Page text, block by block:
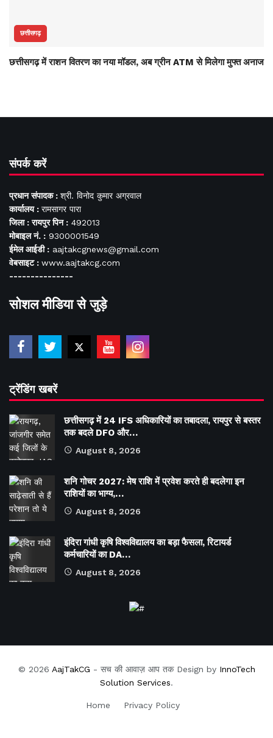
छत्तीसगढ़
छत्तीसगढ़ में राशन वितरण का नया मॉडल, अब ग्रीन ATM से मिलेगा मुफ्त अनाज
संपर्क करें
प्रधान संपादक : श्री. विनोद कुमार अग्रवाल
कार्यालय : रामसागर पारा
जिला : रायपुर पिन : 492013
मोबाइल नं. : 9300001549
ईमेल आईडी : aajtakcgnews@gmail.com
वेबसाइट : www.aajtakcg.com
---------------
सोशल मीडिया से जुड़े
ट्रेंडिंग खबरें
छत्तीसगढ़ में 24 IFS अधिकारियों का तबादला, रायपुर से बस्तर
तक बदले DFO और…
August 8, 2026
शनि गोचर 2027: मेष राशि में प्रवेश करते ही बदलेगा इन
राशियों का भाग्य,…
August 8, 2026
इंदिरा गांधी कृषि विश्वविद्यालय का बड़ा फैसला, रिटायर्ड
कर्मचारियों का DA…
August 8, 2026
© 2026 AajTakCG - सच की आवाज़ आप तक Design by InnoTech
Solution Services.
Home Privacy Policy